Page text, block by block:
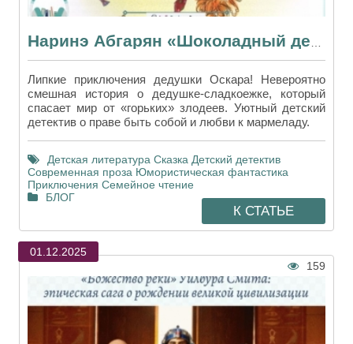
Липкие приключения дедушки Оскара! Невероятно
смешная история о дедушке-сладкоежке, который
спасает мир от «горьких» злодеев. Уютный детский
детектив о праве быть собой и любви к мармеладу.
Детская литература Сказка Детский детектив
Современная проза Юмористическая фантастика
Приключения Семейное чтение
БЛОГ
К СТАТЬЕ
01.12.2025
159